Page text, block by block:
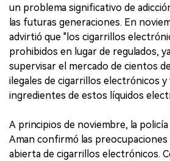
un problema significativo de
las futuras generaciones. En
advirtió que "los cigarrillos
prohibidos en lugar de regulados,
supervisar el mercado de cientos
ilegales de cigarrillos electrónicos
ingredientes de estos líquidos
A principios de noviembre, la
Aman confirmó las
abierta de cigarrillos electrónicos.